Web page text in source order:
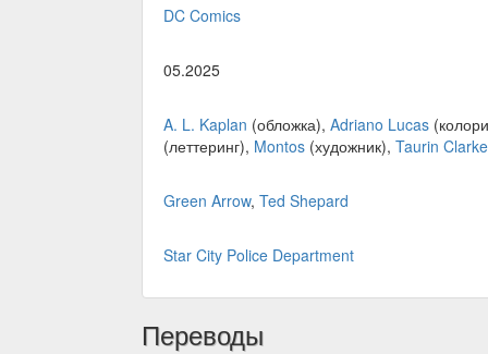
DC Comics
05.2025
A. L. Kaplan (обложка), Adriano Lucas
(леттеринг), Montos (художник), Taurin Clarke
Green Arrow, Ted Shepard
Star City Police Department
Переводы